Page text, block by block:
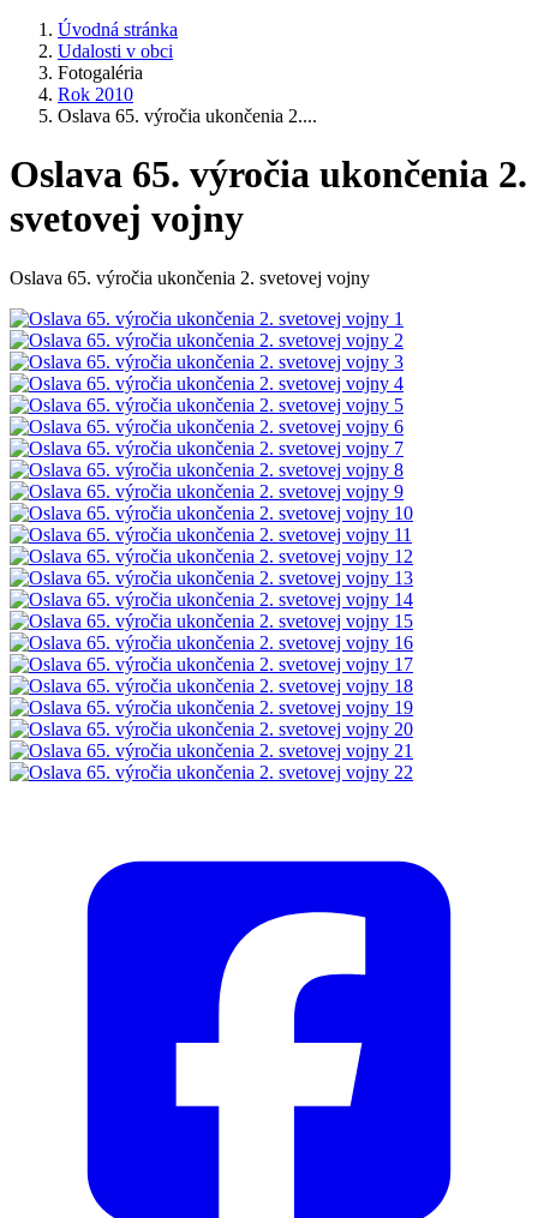
Úvodná stránka
Udalosti v obci
Fotogaléria
Rok 2010
Oslava 65. výročia ukončenia 2....
Oslava 65. výročia ukončenia 2.
svetovej vojny
Oslava 65. výročia ukončenia 2. svetovej vojny